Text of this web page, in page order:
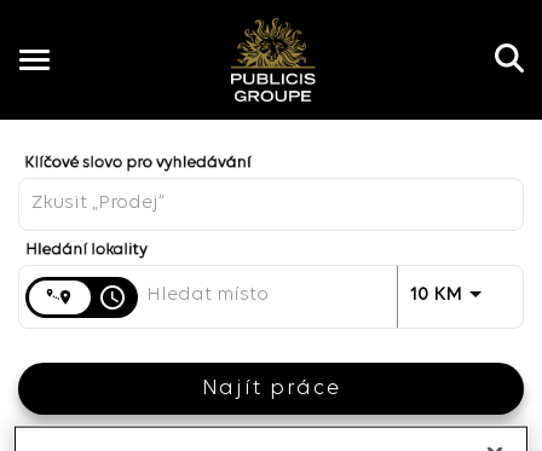
Toggle
CZ
access_time 10 KM
Najít práce